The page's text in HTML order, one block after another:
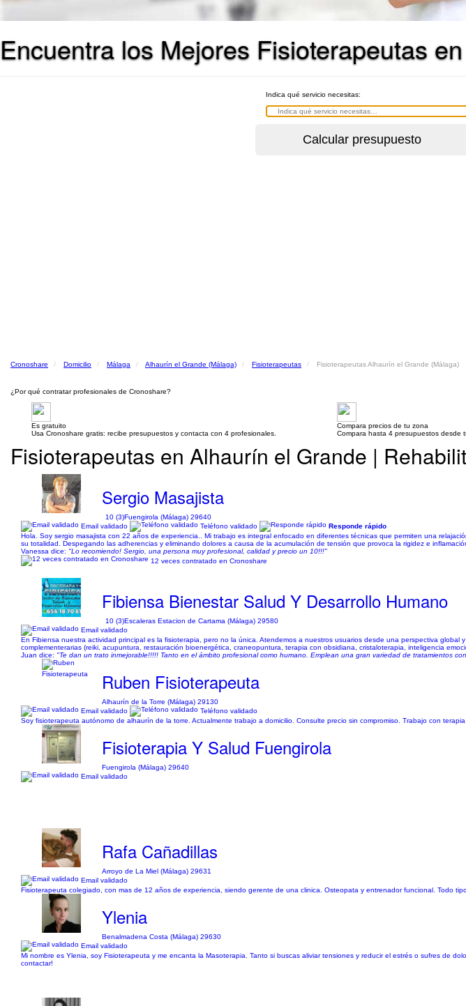
Encuentra los Mejores Fisioterapeutas
Indica qué servicio necesitas:
Cronoshare Domicilio Málaga Alhaurín el Grande (Málaga) Fisioterapeutas Fisioterapeutas Alhaurín el Grande (Málaga)
¿Por qué contratar profesionales de Cronoshare?
Es gratuito
Usa Cronoshare gratis: recibe presupuestos y contacta con 4 profesionales.
Compara precios de tu zona
Compara hasta 4 presupuestos desde
Fisioterapeutas en Alhaurín el Grande |
Sergio Masajista
10 (3)Fuengirola (Málaga) 29640
Email validado
Teléfono validado
Responde rápido
Hola. Soy sergio masajista con 22 años de experiencia.. Mi trabajo es integral enfocado en diferentes técnicas que permiten una
su totalidad. Despegando las adherencias y eliminando dolores a causa de la acumulación de tensión que provoca la rigidez e
Vanessa dice: "Lo recomiendo! Sergio, una persona muy profesional, calidad y precio un 10!!!"
12 veces contratado en Cronoshare
Fibiensa Bienestar Salud Y Desarrollo Humano
10 (3)Escaleras Estacion de Cartama (Málaga) 29580
Email validado
En Fibiensa nuestra actividad principal es la fisioterapia, pero no la única. Atendemos a nuestros usuarios desde una perspectiva
complementerarias (reiki, acupuntura, restauración bioenergética, craneopuntura, terapia con obsidiana, cristaloterapia, inteligencia
Juan dice: "Te dan un trato inmejorable!!!!! Tanto en el ámbito profesional como humano. Emplean una gran variedad de tratamientos
Ruben Fisioterapeuta
Alhaurín de la Torre (Málaga) 29130
Email validado
Teléfono validado
Soy fisioterapeuta autónomo de alhaurín de la torre. Actualmente trabajo a domicilio. Consulte precio sin compromiso. Trabajo con
Fisioterapia Y Salud Fuengirola
Fuengirola (Málaga) 29640
Email validado
Rafa Cañadillas
Arroyo de La Miel (Málaga) 29631
Email validado
Fisioterapeuta colegiado, con mas de 12 años de experiencia, siendo gerente de una clinica. Osteopata y entrenador funcional. Todo
Ylenia
Benalmadena Costa (Málaga) 29630
Email validado
Mi nombre es Ylenia, soy Fisioterapeuta y me encanta la Masoterapia. Tanto si buscas aliviar tensiones y reducir el estrés o sufres de
contactar!